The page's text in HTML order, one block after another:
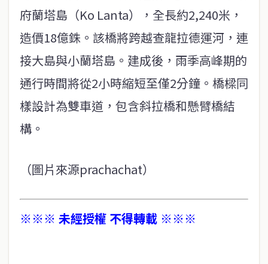
府蘭塔島（Ko Lanta），全長約2,240米，
造價18億銖。該橋將跨越查龍拉德運河，連
接大島與小蘭塔島。建成後，雨季高峰期的
通行時間將從2小時縮短至僅2分鐘。橋樑同
樣設計為雙車道，包含斜拉橋和懸臂橋結
構。
（圖片來源prachachat）
※※※ 未經授權 不得轉載 ※※※